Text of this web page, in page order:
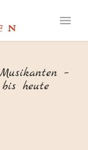
–
heute